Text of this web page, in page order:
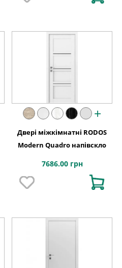
+
Двері міжкімнатні RODOS
Modern Quadro напівскло
7686.00 грн